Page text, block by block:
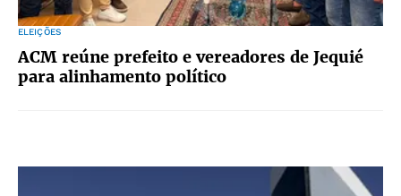
ELEIÇÕES
ACM reúne prefeito e vereadores de Jequié
para alinhamento político